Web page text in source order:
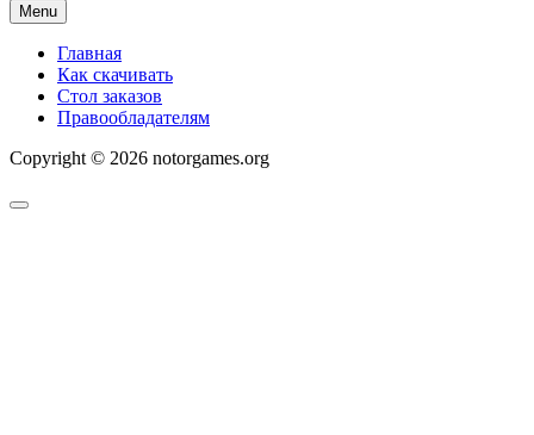
Menu
Главная
Как скачивать
Стол заказов
Правообладателям
Copyright © 2026 notorgames.org
Scroll